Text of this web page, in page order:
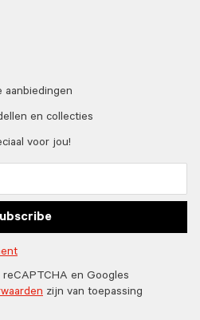
aanbiedingen
en collecties
voor jou!
en Googles
zijn van toepassing